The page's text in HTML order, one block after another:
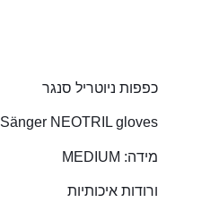
כפפות ניוטריל סנגר
Sänger NEOTRIL gloves
מידה: MEDIUM
ורודות איכותיות